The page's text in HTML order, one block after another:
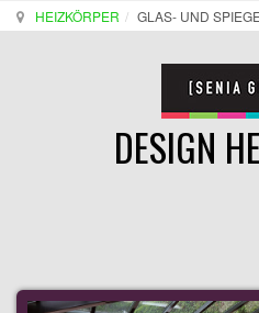
HEIZKÖRPER GLAS- UND
DESIGN